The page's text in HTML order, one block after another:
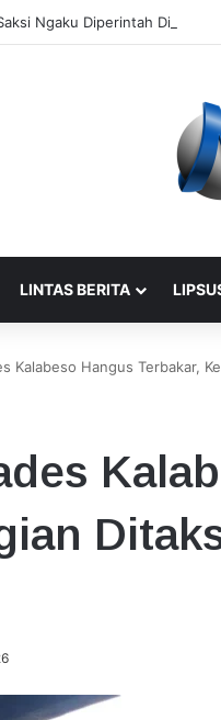
Ngaku Diperintah Didik
LINTAS BERITA
Kalabeso Hangus Terbakar,